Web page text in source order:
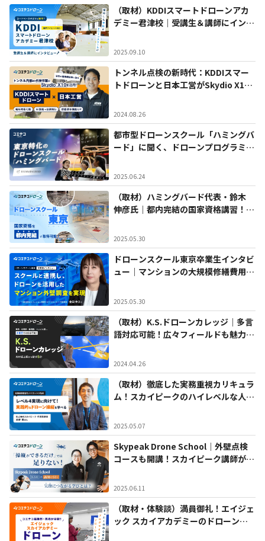
（取材）KDDIスマートドローンアカ
デミー君津校｜受講生＆講師にインタ
クール
2025.09.10
トンネル点検の新時代：KDDIスマー
トドローン​と日本工営がSkydio X10
2024.08.26
都市型ドローンスクール「ハミングバ
ード」に聞く、ドローンプログラミン
2025.06.24
（取材）ハミングバード代表・鈴木
伸彦氏｜都内完結の国家資格講習！パ
ンスクール東京
2025.05.30
ドローンスクール東京卒業生インタビ
ュー｜マンションの大規模修繕費用を
2025.05.30
（取材）K.S.ドローンカレッジ｜多言
語対応可能！広々フィールドも魅力の
2024.04.26
（取材）徹底した実務重視カリキュラ
ム！スカイピークのハイレベルな人材
2025.05.07
Skypeak Drone School｜外壁点検
コースも開講！スカイピーク講師が語
2025.06.11
（取材・体験談）満員御礼！エイジェ
ック スカイアカデミーのドローン体